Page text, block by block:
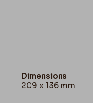
Dimensions
209 x 136 mm